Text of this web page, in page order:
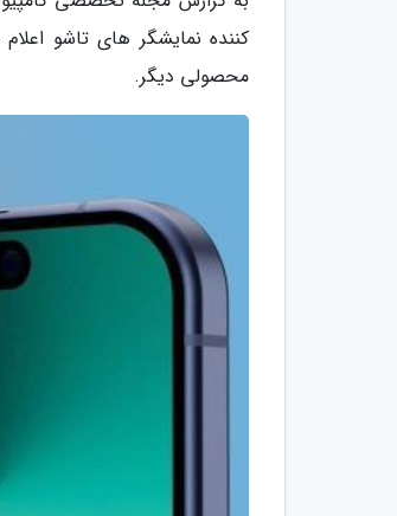
کننده نمایشگر های تاشو
محصولی دیگر.